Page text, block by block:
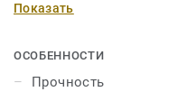
выдержит
кухнях. Безопасная,
Показать
ОСОБЕННОСТИ
Прочность